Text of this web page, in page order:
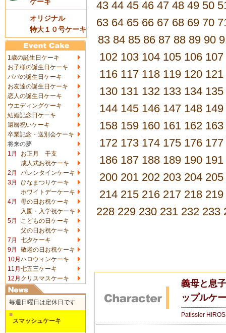
オリジナル
特大１０号ケーキ
1歳の誕生日ケーキ
お子様の誕生日ケーキ
パパの誕生日ケーキ
お友達の誕生日ケーキ
恋人の誕生日ケーキ
ウエディングケーキ
結婚記念日ケーキ
還暦祝いケーキ
卒業記念・送別会ケーキ
将来の夢
1月
お正月 干支
成人式お祝ケーキ
2月
バレンタインケーキ
3月
ひなまつりケーキ
ホワイトデーケーキ
4月
母の日お祝ケーキ
入園・入学祝ケーキ
5月
こどもの日ケーキ
父の日お祝ケーキ
7月
七夕ケーキ
9月
敬老の日お祝ケーキ
10月 ハロウィンケーキ
11月 七五三ケーキ
12月 クリスマスケーキ
毎週日曜日は定休日です
■
スマッシュケーキ
43 44 45 46 47 48 49 50
63 64 65 66 67 68 69 70
83 84 85 86 87 88 89 90
102 103 104 105 106 107
116 117 118 119 120 121
130 131 132 133 134 135
144 145 146 147 148 149
158 159 160 161 162 163
172 173 174 175 176 177
186 187 188 189 190 191
200 201 202 203 204 205
214 215 216 217 218 219
228 229 230 231 232 233
義母と息
ップルケ
Patissier